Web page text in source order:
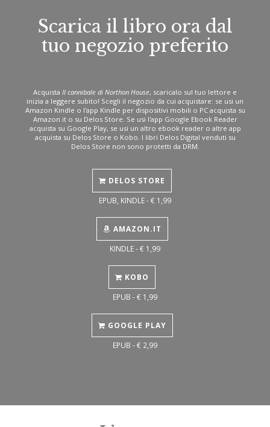
Scarica il libro ora dal
tuo negozio preferito
Acquista Il cannibale di Northon House, scaricalo sul tuo lettore e
inizia a leggere subito! Scegli il negozio da cui acquistare: se usi un
Amazon Kindle o l'app Kindle per dispositivi mobili o PC acquista su
Amazon.it o su Delos Store. Se usi l'app Google Ebook Reader
acquista su Google Play, se usi un altro ebook reader o altre app
acquista su Delos Store o Kobo. I libri Delos Digital venduti su
Delos Store non sono protetti da DRM.
DELOS STORE
EPUB, KINDLE - € 1,99
AMAZON.IT
KINDLE - € 1,99
KOBO
EPUB - € 1,99
GOOGLE PLAY
EPUB - € 2,99